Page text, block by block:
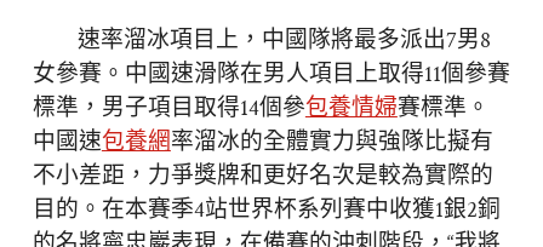
速率溜冰項目上，中國隊將最多派出7男8
女參賽。中國速滑隊在男人項目上取得11個參賽
標準，男子項目取得14個參包養情婦賽標準。
中國速包養網率溜冰的全體實力與強隊比擬有
不小差距，力爭獎牌和更好名次是較為實際的
目的。在本賽季4站世界杯系列賽中收獲1銀2銅